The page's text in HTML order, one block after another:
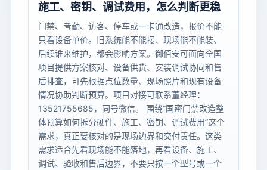
施工、密钥、调试费用，怎么判断更稳
门禁、考勤、访客、停车或一卡通改造，报价不能
只看设备单价。旧系统能不能接、现场能不能装、
后续谁来维护，都会影响方案。御佰安可面向全国
项目提供方案核对、设备供货、安装调试协同和售
后排查，可先根据点位数量、现场照片和现有设备
情况协助判断预算。项目对接可联系董经理：
13521755685，同号微信。 围绕“国密门禁改造整
体预算如何拆分硬件、施工、密钥、调试费用”这个
需求，真正要核对的是现场边界和交付责任。这类
需求适合先看现场能不能落地，再看设备、施工、
调试、验收和售后边界，不要只按一个型号或一个